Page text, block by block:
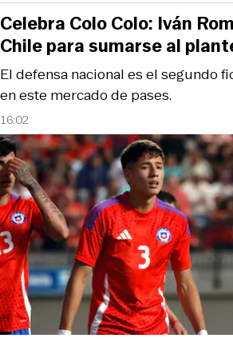
16:02
El defensa nacional es el segundo
en este mercado de pases.
Celebra Colo Colo: Iván
Chile para sumarse al